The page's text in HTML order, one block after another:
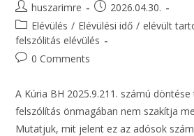
huszarimre
2026.04.30.
Elévülés / Elévülési idő / elévült
felszólitás elévülés
0 Comments
A Kúria BH 2025.9.211. számú
felszólítás önmagában nem szakítja
Mutatjuk, mit jelent ez az adósok